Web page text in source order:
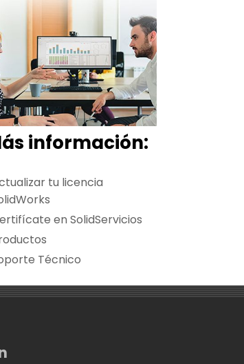
información:
tu licencia
en SolidServicios
Técnico